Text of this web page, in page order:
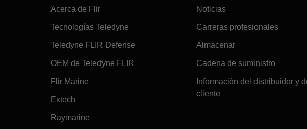
Acerca de Flir
Tecnologías Teledyne
Teledyne FLIR Defense
OEM de Teledyne FLIR
Flir Marine
Extech
Raymarine
Noticias
Carreras profesionales
Almacenar
Cadena de suministro
Información del distribuidor y
cliente